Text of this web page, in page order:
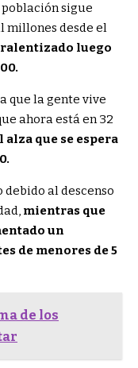
sigue
millones desde el
ralentizado luego
que la gente vive
ahora está en 32
que se espera
debido al descenso
mientras que
un
de menores de 5
de los